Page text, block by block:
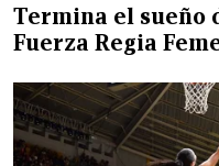
Termina el sueño
Fuerza Regia